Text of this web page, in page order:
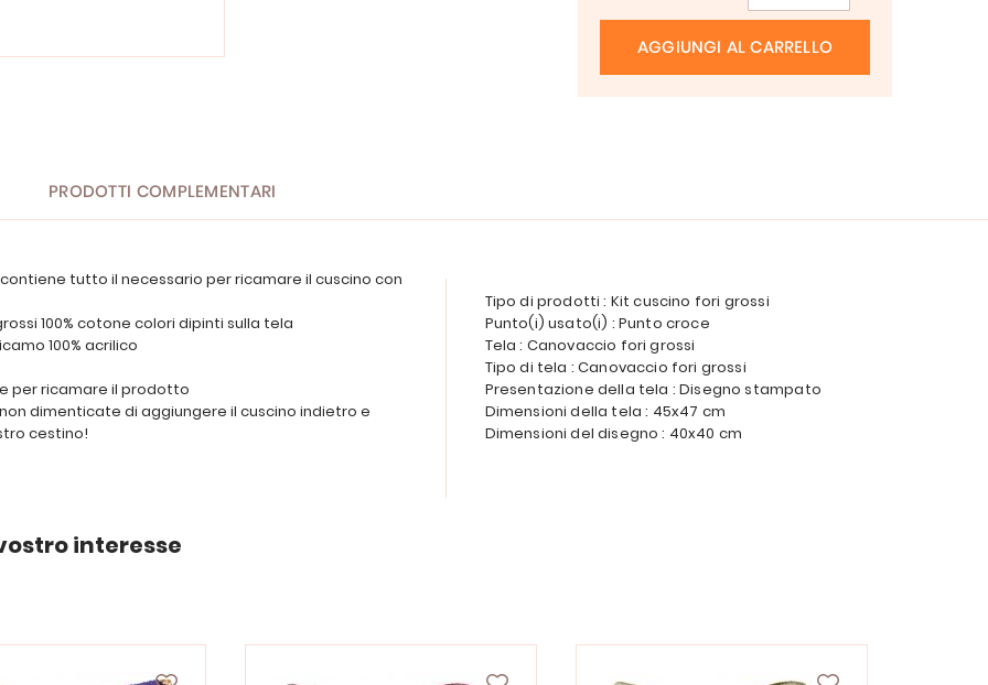
AGGIUNGI AL CARRELLO
PRODOTTI COMPLEMENTARI
tutto il necessario per ricamare il cuscino con
100% cotone colori dipinti sulla tela
100% acrilico
per ricamare il prodotto
dimenticate di aggiungere il cuscino indietro e
cestino!
Tipo di prodotti : Kit cuscino fori grossi
Punto(i) usato(i) : Punto croce
Tela : Canovaccio fori grossi
Tipo di tela : Canovaccio fori grossi
Presentazione della tela : Disegno stampato
Dimensioni della tela : 45x47 cm
Dimensioni del disegno : 40x40 cm
interesse